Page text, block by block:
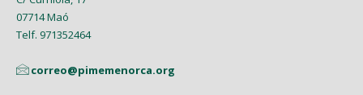
Enero (2)
07714 Maó
Telf. 971352464
correo@pimemenorca.org